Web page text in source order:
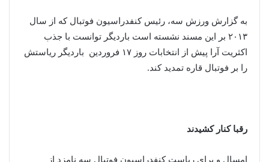
به گزارش ورزش سه، رئیس کنفدراسیون فوتبال که از سال
۲۰۱۳ بر این مسند نشسته است باردیگر توانست با جذب
اکثریت آرا پیش از انتخابات روز ۱۷ فروردین باردیگر ریاستش
را بر فوتبال قاره تمدید کند.
رقبا کنار کشیدند
امسال و برای ریاست کنفدراسیون فوتبال سه نامزد از